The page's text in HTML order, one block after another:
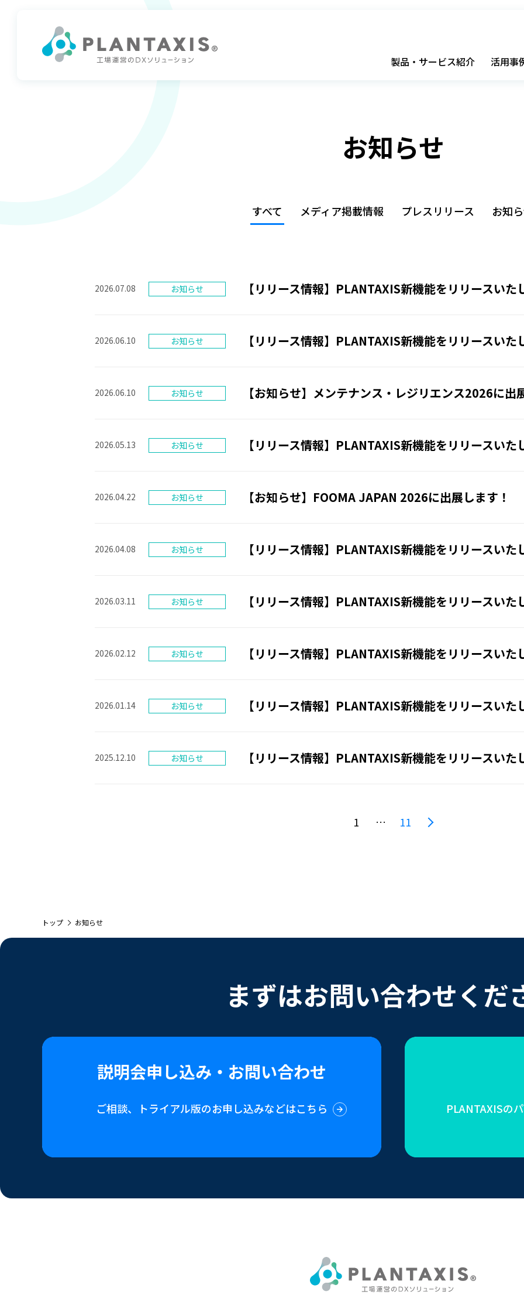
製品・サービス紹介 活用事
お知らせ
すべて メディア掲載情報 プレスリリース お知
2026.07.08 【リリース情報】PLANTAXIS新機能をリリースいた
2026.06.10 【リリース情報】PLANTAXIS新機能をリリースいた
2026.06.10 【お知らせ】メンテナンス・レジリエンス2026に出
2026.05.13 【リリース情報】PLANTAXIS新機能をリリースいた
2026.04.22 【お知らせ】FOOMA JAPAN 2026に出展します！
2026.04.08 【リリース情報】PLANTAXIS新機能をリリースいた
2026.03.11 【リリース情報】PLANTAXIS新機能をリリースいた
2026.02.12 【リリース情報】PLANTAXIS新機能をリリースいた
2026.01.14 【リリース情報】PLANTAXIS新機能をリリースいた
2025.12.10 【リリース情報】PLANTAXIS新機能をリリースいた
1 … 11
トップ お知らせ
まずはお問い合わせくだ
説明会申し込み・ お問い合わせ
ご相談、トライアル版のお申し込みなどはこちら PLANTAXISの